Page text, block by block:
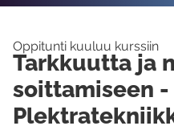
Oppitunti kuuluu kurssiin
Tarkkuutta ja
soittamiseen -